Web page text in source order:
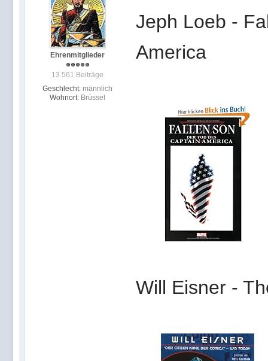
Ehrenmitglieder
13.561 Beiträge
Geschlecht: männlich
Wohnort: Brüssel
Jeph Loeb -
America
Will Eisner -